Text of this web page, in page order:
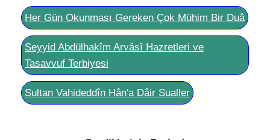
Her Gün Okunması Gereken Çok Mühim Bir Duâ
Seyyid Abdülhakîm Arvâsî Hazretleri ve
Tasavvuf Terbiyesi
Sultan Vahideddîn Hân'a Dâir Sualler